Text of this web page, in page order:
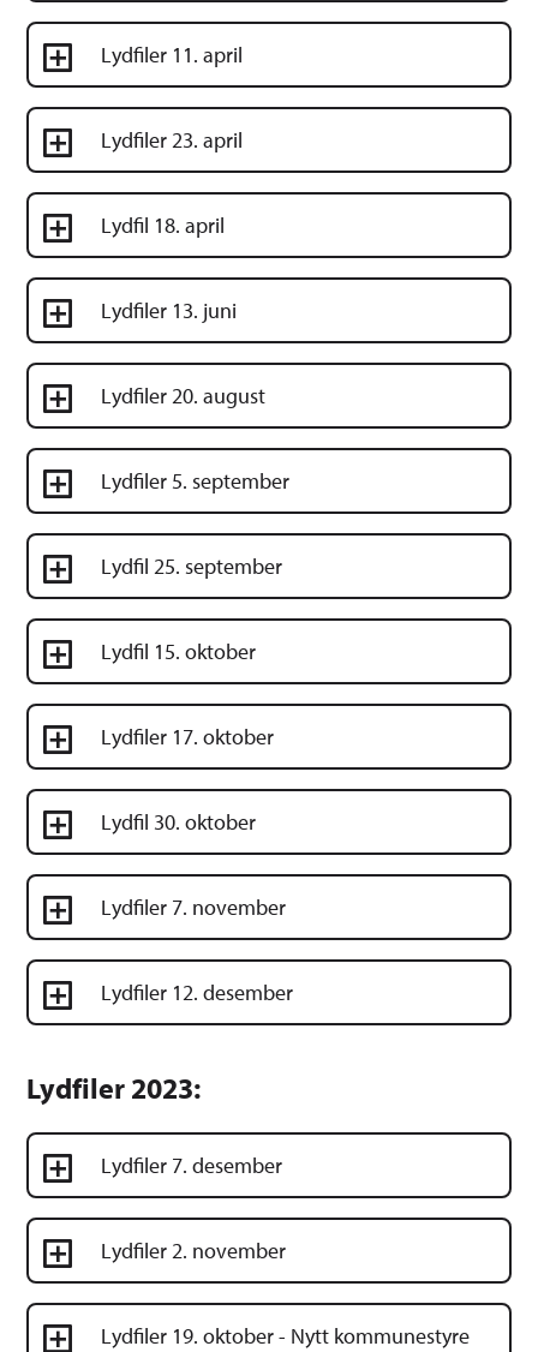
Lydfiler 11. april
Lydfiler 23. april
Lydfil 18. april
Lydfiler 13. juni
Lydfiler 20. august
Lydfiler 5. september
Lydfil 25. september
Lydfil 15. oktober
Lydfiler 17. oktober
Lydfil 30. oktober
Lydfiler 7. november
Lydfiler 12. desember
Lydfiler 2023:
Lydfiler 7. desember
Lydfiler 2. november
Lydfiler 19. oktober - Nytt kommunestyre